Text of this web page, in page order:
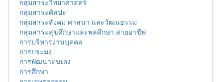
กลุ่มสาระวิทยาศาสตร์
กลุ่มสาระศิลปะ
กลุ่มสาระสังคม ศาสนา และวัฒนธรรม
กลุ่มสาระสุขศึกษาและพลศึกษา สายอาชีพ
การบริหารงานบุคคล
การประมง
การพัฒนาตนเอง
การศึกษา